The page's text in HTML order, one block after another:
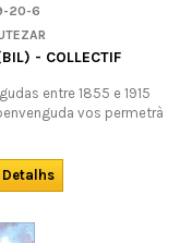
20-6
- COLLECTIF
entre 1855 e 1915
vos permetrà
de Teodòr Aubanèu
Edicion bilingua occitan
francés.
Detalhs